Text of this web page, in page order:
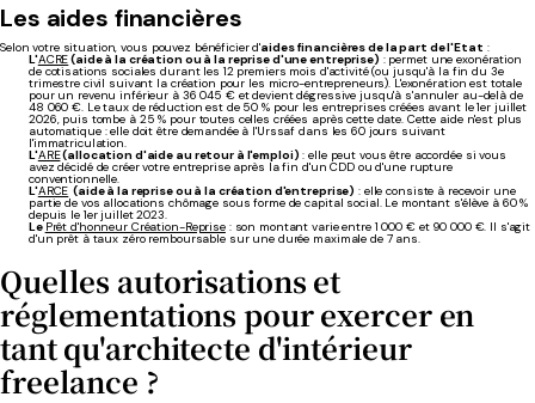
Les aides financières
Selon votre situation, vous pouvez bénéficier d'aides financières de la part de l'Etat :
L'ACRE(aide à la création ou à la reprise d'une entreprise) : permet une exonération
de cotisations sociales durant les 12 premiers mois d'activité (ou jusqu'à la fin du 3e
trimestre civil suivant la création pour les micro-entrepreneurs). L'exonération est totale
pour un revenu inférieur à 36 045 € et devient dégressive jusqu'à s'annuler au-delà de
48 060 €. Le taux de réduction est de 50 % pour les entreprises créées avant le 1er juillet
2026, puis tombe à 25 % pour toutes celles créées après cette date. Cette aide n'est plus
automatique : elle doit être demandée à l'Urssaf dans les 60 jours suivant
l'immatriculation.
L'ARE(allocation d'aide au retour à l'emploi) : elle peut vous être accordée si vous
avez décidé de créer votre entreprise après la fin d'un CDD ou d'une rupture
conventionnelle.
L'ARCE (aide à la reprise ou à la création d'entreprise) : elle consiste à recevoir une
partie de vos allocations chômage sous forme de capital social. Le montant s'élève à 60 %
depuis le 1er juillet 2023.
LePrêt d'honneur Création-Reprise: son montant varie entre 1 000 € et 90 000 €. Il s'agit
d'un prêt à taux zéro remboursable sur une durée maximale de 7 ans.
Quelles autorisations et
réglementations pour exercer en
tant qu'architecte d'intérieur
freelance ?